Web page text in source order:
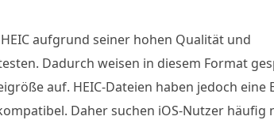
aufgrund seiner hohen Qualität und
Dadurch weisen in diesem Format
auf. HEIC-Dateien haben jedoch eine
Daher suchen iOS-Nutzer häufig